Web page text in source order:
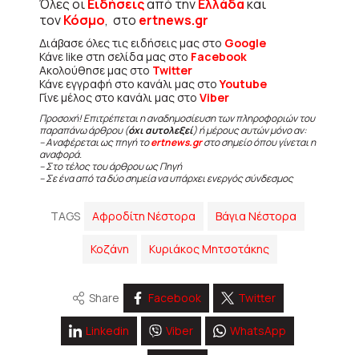
Όλες οιΕιδήσειςαπό τηνΕλλάδακαι
τονΚόσμο, στο ertnews.gr
Διάβασε όλες τις ειδήσεις μας στο Google
Κάνε like στη σελίδα μας στο Facebook
Ακολούθησε μας στο Twitter
Κάνε εγγραφή στο κανάλι μας στοYoutube
Γίνε μέλος στο κανάλι μας στο Viber
Προσοχή! Επιτρέπεται η αναδημοσίευση των πληροφοριών του
παραπάνω άρθρου (όχι αυτολεξεί) ή μέρους αυτών μόνο αν:
– Αναφέρεται ως πηγή τοertnews.grστο σημείο όπου γίνεται η
αναφορά.
– Στο τέλος του άρθρου ως Πηγή
– Σε ένα από τα δύο σημεία να υπάρχει ενεργός σύνδεσμος
TAGS Αφροδίτη Νέστορα Βάγια Νέστορα
Κοζάνη Κυριάκος Μητσοτάκης
Share Facebook Twitter
Linkedin Viber WhatsApp